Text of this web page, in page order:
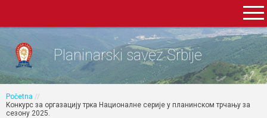
Planinarski savez Srbije
Početna //
Kонкурс за оргазацију трка Националне серије у планинском трчању за
сезону 2025.